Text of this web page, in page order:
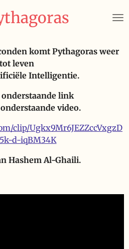
komt Pythagoras weer
tot leven
Intelligentie.
link
video.
clip/Ugkx9Mr6JEZZccVxgzD
d-iqBM34K
Hashem Al-Ghaili.